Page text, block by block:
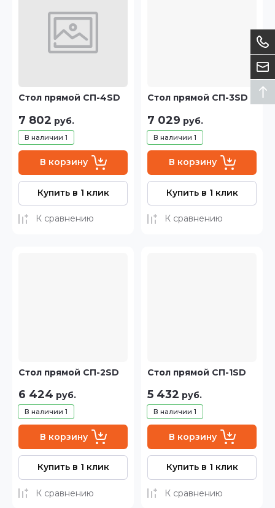
Стол прямой СП-4SD
В наличии 1
7 802 руб.
В корзину
Купить в 1 клик
К сравнению
Стол прямой СП-3SD
В наличии 1
7 029 руб.
В корзину
Купить в 1 клик
К сравнению
Стол прямой СП-2SD
В наличии 1
6 424 руб.
В корзину
Купить в 1 клик
К сравнению
Стол прямой СП-1SD
В наличии 1
5 432 руб.
В корзину
Купить в 1 клик
К сравнению